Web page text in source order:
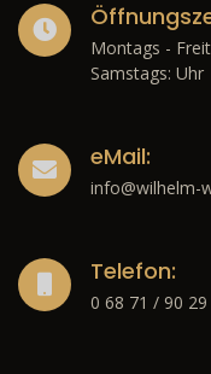
Montags -
Samstags: Uhr
eMail:
info@wilhelm-
Telefon:
0 68 71 / 90 29